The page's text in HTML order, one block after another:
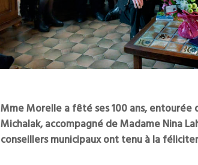
Mme Morelle a fêté ses 100 ans, entourée
Michalak, accompagné de Madame Nina
conseillers municipaux ont tenu à la